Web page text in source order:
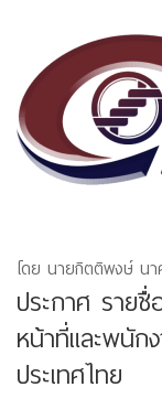
โดย นายกิตติพงษ์ น
ประกาศ รายชื่
หน้าที่และพนัก
ประเทศไทย